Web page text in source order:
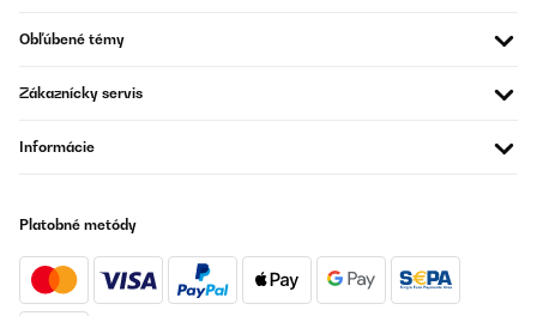
Obľúbené témy
Zákaznícky servis
Informácie
Platobné metódy